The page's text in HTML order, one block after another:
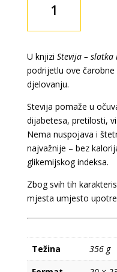
količina
U knjizi Stevija – slatka
podrijetlu ove
djelovanju.
Stevija pomaže u
dijabetesa, pretilosti,
Nema nuspojava i
najvažnije – bez
glikemijskog indeksa.
Zbog svih tih
mjesta umjesto
Težina
356 g